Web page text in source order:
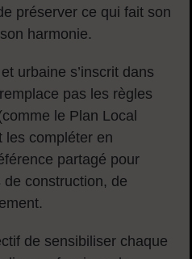
préserver ce qui fait son
harmonie.
urbaine s’inscrit dans
pas les règles
le Plan Local
les compléter en
partagé pour
construction, de
de sensibiliser chaque